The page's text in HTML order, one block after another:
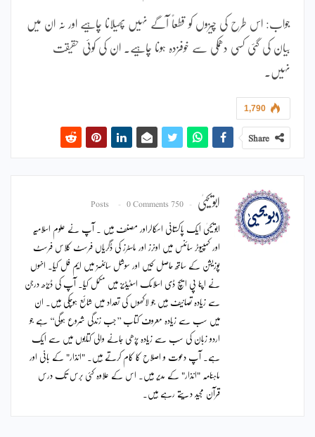
جواب: اس طرح کی چیزوں کو قطعاً آگے نہیں پھیلانا چاہیے اور نہ ان میں
بیان کی گئی کسی دھمکی سے خوفزدہ ہونا چاہیے۔ ان کی کوئی حقیقت
نہیں۔
1,790
Share
ابویحییٰ 750 Posts
0 Comments
ابویحییٰ ایک پاکستانی اسکالراور مصنف ہیں ۔ آپ نے علوم اسلامیہ
اور کمپیوٹر سائنس میں اونرز اور ماسٹرز کی ڈگریاں فرسٹ کلاس فرسٹ
پوزیشن کے ساتھ حاصل کیں اور سوشل سائنسز میں ایم فل کیا۔ انہوں
نے اپنا پی ایچ ڈی اسلامک اسٹیڈیز میں مکمل کیا۔ آپ کی ڈیڑھ درجن
سے زیادہ تصانیف ہیں جو لاکھوں کی تعداد میں شائع ہوچکی ہیں۔ ان
میں سب سے زیادہ معروف کتاب ’’جب زندگی شروع ہوگی‘‘ ہے جو
اردو زبان کی سب سے زیادہ پڑھی جانے والی کتابوں میں سے ایک
ہے۔ آپ دعوت و اصلاح کا کام کرتے ہیں۔ "انذار" کے بانی اور
ماہنامہ "انذار" کے مدیر ہیں۔ اس کے علاوہ کئی برس تک درس
قرآن مجید دیتے رہے ہیں۔